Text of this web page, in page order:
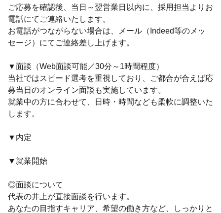
ご応募を確認後、当日～翌営業日以内に、採用担当よりお
電話にてご連絡いたします。
お電話がつながらない場合は、メール（Indeed等のメッ
セージ）にてご連絡差し上げます。
▼面談（Web面談可能／30分～1時間程度）
当社ではスピード選考を重視しており、ご都合が合えば応
募当日のオンライン面談も実施しています。
就業中の方に合わせて、日時・時間なども柔軟に調整いた
します。
▼内定
▼就業開始
◎面談について
代表の井上が直接面談を行います。
あなたの目指すキャリア、希望の働き方など、しっかりと